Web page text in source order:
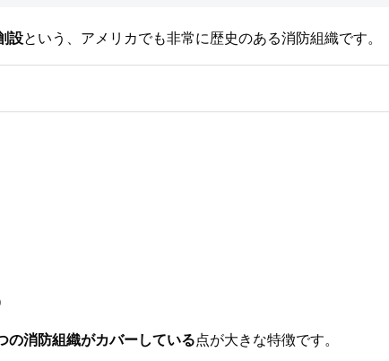
設という、アメリカでも非常に歴史のある消防組織です。
の消防組織がカバーしている点が大きな特徴です。